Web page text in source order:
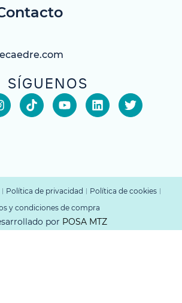
SÍGUENOS
Política de privacidad
Política de cookies
y condiciones de compra
por POSA MTZ